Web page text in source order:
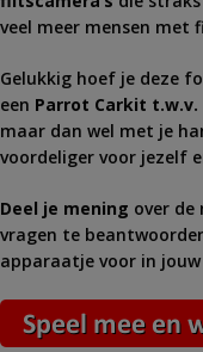
veel meer mensen met
Gelukkig hoef je deze
een Parrot Carkit t.w.v.
maar dan wel met je
voordeliger voor jezelf
Deel je mening over de
vragen te
apparaatje voor in